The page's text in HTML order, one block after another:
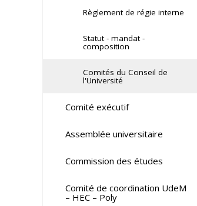
Règlement de régie interne
Statut - mandat -
composition
Comités du Conseil de
l'Université
Comité exécutif
Assemblée universitaire
Commission des études
Comité de coordination UdeM
– HEC – Poly